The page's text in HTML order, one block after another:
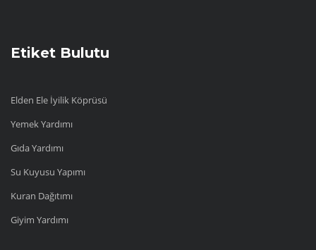
Etiket Bulutu
Elden Ele İyilik Köprüsü
Yemek Yardımı
Gıda Yardımı
Su Kuyusu Yapımı
Kuran Dağıtımı
Giyim Yardımı